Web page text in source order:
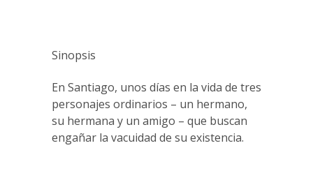
Sinopsis
En Santiago, unos días en la vida de tres
personajes ordinarios – un hermano,
su hermana y un amigo – que buscan
engañar la vacuidad de su existencia.